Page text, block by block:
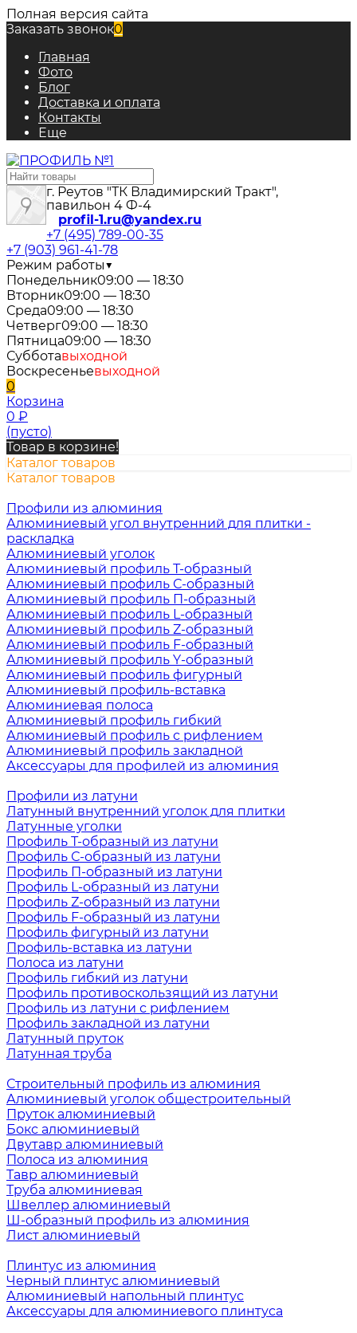
Полная версия сайта
Заказать звонок0
Главная
Фото
Блог
Доставка и оплата
Контакты
Еще
г. Реутов "ТК Владимирский Тракт",
павильон 4 Ф-4
profil-1.ru@yandex.ru
+7 (495) 789-00-35
+7 (903) 961-41-78
Режим работы▼
Понедельник09:00 — 18:30
Вторник09:00 — 18:30
Среда09:00 — 18:30
Четверг09:00 — 18:30
Пятница09:00 — 18:30
Субботавыходной
Воскресеньевыходной
0
Корзина
0 ₽
(пусто)
Товар в корзине!
Каталог товаров
Каталог товаров
Профили из алюминия
Алюминиевый угол внутренний для плитки -
раскладка
Алюминиевый уголок
Алюминиевый профиль Т-образный
Алюминиевый профиль С-образный
Алюминиевый профиль П-образный
Алюминиевый профиль L-образный
Алюминиевый профиль Z-образный
Алюминиевый профиль F-образный
Алюминиевый профиль Y-образный
Алюминиевый профиль фигурный
Алюминиевый профиль-вставка
Алюминиевая полоса
Алюминиевый профиль гибкий
Алюминиевый профиль с рифлением
Алюминиевый профиль закладной
Аксессуары для профилей из алюминия
Профили из латуни
Латунный внутренний уголок для плитки
Латунные уголки
Профиль Т-образный из латуни
Профиль С-образный из латуни
Профиль П-образный из латуни
Профиль L-образный из латуни
Профиль Z-образный из латуни
Профиль F-образный из латуни
Профиль фигурный из латуни
Профиль-вставка из латуни
Полоса из латуни
Профиль гибкий из латуни
Профиль противоскользящий из латуни
Профиль из латуни с рифлением
Профиль закладной из латуни
Латунный пруток
Латунная труба
Строительный профиль из алюминия
Алюминиевый уголок общестроительный
Пруток алюминиевый
Бокс алюминиевый
Двутавр алюминиевый
Полоса из алюминия
Тавр алюминиевый
Труба алюминиевая
Швеллер алюминиевый
Ш-образный профиль из алюминия
Лист алюминиевый
Плинтус из алюминия
Черный плинтус алюминиевый
Алюминиевый напольный плинтус
Аксессуары для алюминиевого плинтуса